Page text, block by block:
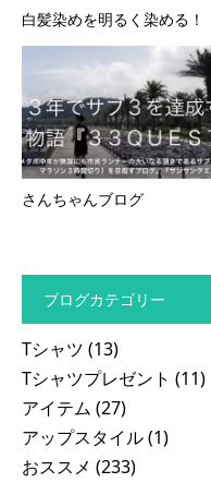
白髪染めを明るく染める！
さんちゃんブログ
ブログカテゴリー
Tシャツ (13)
Tシャツプレゼント (11)
アイテム (27)
アップスタイル(1)
おススメ (233)